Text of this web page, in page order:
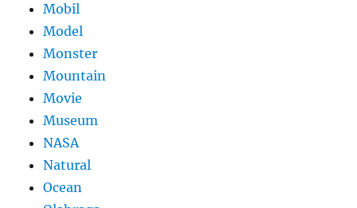
Mobil
Model
Monster
Mountain
Movie
Museum
NASA
Natural
Ocean